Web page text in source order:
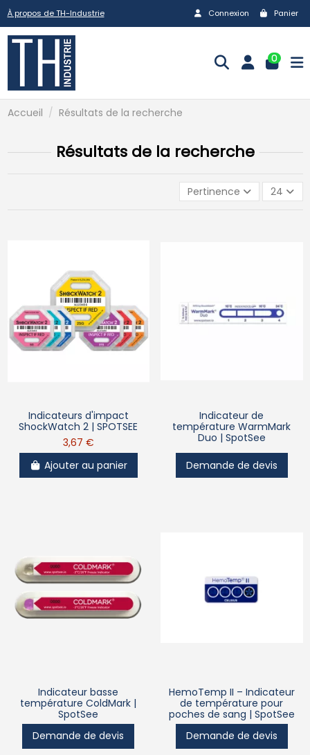
À propos de TH-Industrie Connexion Panier
0
Accueil Résultats de la recherche
Résultats de la recherche
Pertinence 24
Indicateurs d'impact
ShockWatch 2 | SPOTSEE
3,67 €
Ajouter au panier
Indicateur de
température WarmMark
Duo | SpotSee
Demande de devis
Indicateur basse
température ColdMark |
SpotSee
Demande de devis
HemoTemp II – Indicateur
de température pour
poches de sang | SpotSee
Demande de devis